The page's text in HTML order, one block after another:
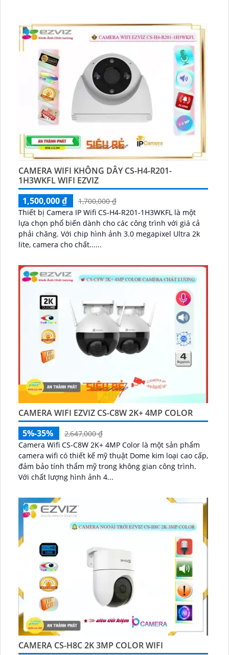
CAMERA WIFI KHÔNG DÂY CS-H4-R201-
1H3WKFL WIFI EZVIZ
1,500,000 ₫
1,700,000 ₫
Thiết bị Camera IP Wifi CS-H4-R201-1H3WKFL là một
lựa chọn phổ biến dành cho các công trình với giá cả
phải chăng. Với chip hình ảnh 3.0 megapixel Ultra 2k
lite, camera cho chất......
CAMERA WIFI EZVIZ CS-C8W 2K+ 4MP COLOR
5%-35%
2,647,000 ₫
Camera Wifi CS-C8W 2K+ 4MP Color là một sản phẩm
camera wifi có thiết kế mỹ thuật Dome kim loại cao cấp,
đảm bảo tính thẩm mỹ trong không gian công trình.
Với chất lượng hình ảnh 4...
CAMERA CS-H8C 2K 3MP COLOR WIFI